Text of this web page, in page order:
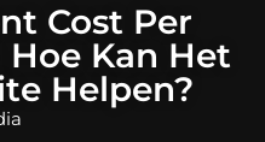
Cost Per
Hoe Kan Het
Helpen?